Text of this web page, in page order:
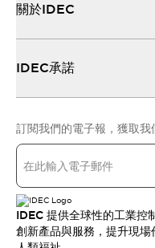
關於IDEC
IDEC承諾
訂閱我們的電子報，獲取我
IDEC 提供全球性的工業控
創新產品與服務，提升現